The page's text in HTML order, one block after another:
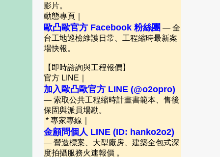
影片。
動態專頁｜
歐凸歐官方 Facebook 粉絲團 — 全
台工地巡檢維護日常、工程縮時最新案
場快報。
【即時諮詢與工程報價】
官方 LINE｜
加入歐凸歐官方 LINE (@o2opro)
— 索取公共工程縮時計畫書範本、售後
保固與派員場勘。
* 專家專線｜
金顧問個人 LINE (ID: hanko2o2)
— 營造標案、大型廠房、建築全包式深
度拍攝服務火速報價 。